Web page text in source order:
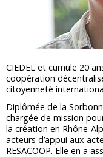
CIEDEL et cumule 20
coopération
citoyenneté
Diplômée de la
chargée de mission
la création en Rhône-
acteurs d’appui aux
RESACOOP. Elle en a